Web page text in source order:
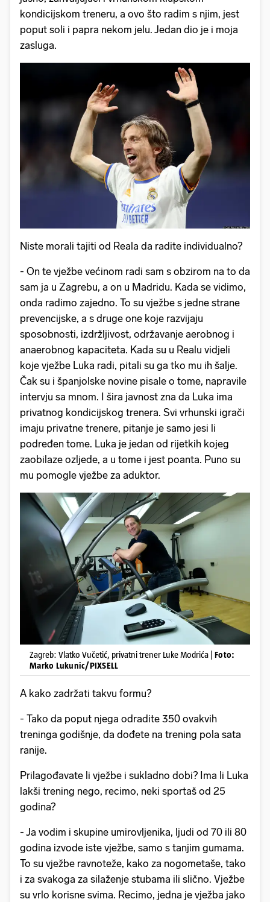
kondicijskom treneru, a ovo što radim s njim, jest
poput soli i papra nekom jelu. Jedan dio je i moja
zasluga.
Niste morali tajiti od Reala da radite individualno?
- On te vježbe većinom radi sam s obzirom na to da
sam ja u Zagrebu, a on u Madridu. Kada se vidimo,
onda radimo zajedno. To su vježbe s jedne strane
prevencijske, a s druge one koje razvijaju
sposobnosti, izdržljivost, održavanje aerobnog i
anaerobnog kapaciteta. Kada su u Realu vidjeli
koje vježbe Luka radi, pitali su ga tko mu ih šalje.
Čak su i španjolske novine pisale o tome, napravile
intervju sa mnom. I šira javnost zna da Luka ima
privatnog kondicijskog trenera. Svi vrhunski igrači
imaju privatne trenere, pitanje je samo jesi li
podređen tome. Luka je jedan od rijetkih kojeg
zaobilaze ozljede, a u tome i jest poanta. Puno su
mu pomogle vježbe za aduktor.
Zagreb: Vlatko Vučetić, privatni trener Luke Modrića | Foto:
Marko Lukunic/PIXSELL
A kako zadržati takvu formu?
- Tako da poput njega odradite 350 ovakvih
treninga godišnje, da dođete na trening pola sata
ranije.
Prilagođavate li vježbe i sukladno dobi? Ima li Luka
lakši trening nego, recimo, neki sportaš od 25
godina?
- Ja vodim i skupine umirovljenika, ljudi od 70 ili 80
godina izvode iste vježbe, samo s tanjim gumama.
To su vježbe ravnoteže, kako za nogometaše, tako
i za svakoga za silaženje stubama ili slično. Vježbe
su vrlo korisne svima. Recimo, jedna je vježba jako